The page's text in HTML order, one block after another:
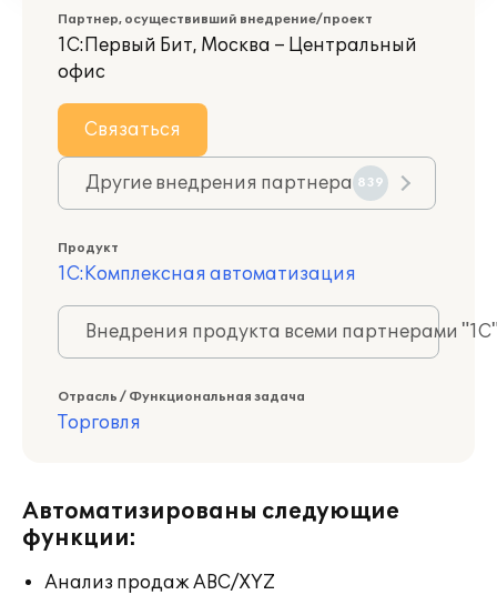
Партнер, осуществивший внедрение/проект
1С:Первый Бит, Москва – Центральный
офис
Связаться
Другие внедрения партнера 839
Продукт
1С:Комплексная автоматизация
Внедрения продукта всеми партнерами
Отрасль / Функциональная задача
Торговля
Автоматизированы следующие
функции:
Анализ продаж ABC/XYZ